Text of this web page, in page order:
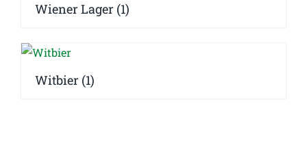
Wiener Lager (1)
Witbier (1)